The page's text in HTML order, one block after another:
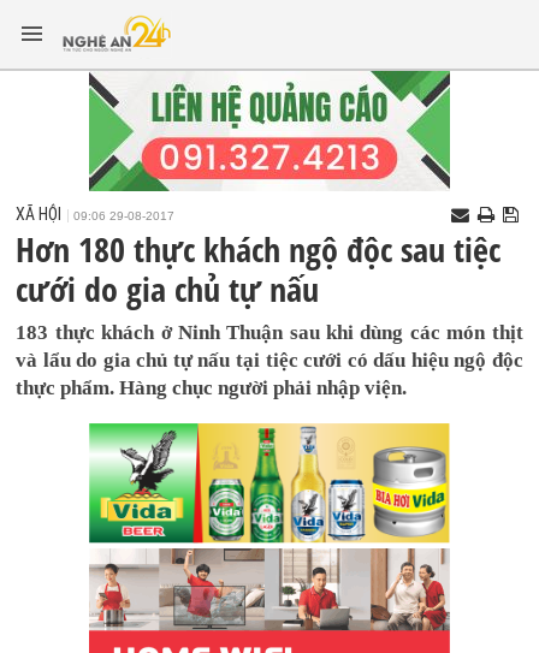
XÃ HỘI 09:06 29-08-2017
Hơn 180 thực khách ngộ độc sau tiệc
cưới do gia chủ tự nấu
183 thực khách ở Ninh Thuận sau khi dùng các món thịt
và lẩu do gia chủ tự nấu tại tiệc cưới có dấu hiệu ngộ độc
thực phẩm. Hàng chục người phải nhập viện.